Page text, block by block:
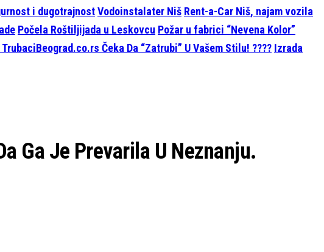
i dugotrajnostVodoinstalater Niš Rent-a-Car Niš, najam vozila
Počela Roštiljijada u Leskovcu Požar u fabrici “Nevena Kolor”
Čeka Da “Zatrubi” U Vašem Stilu! ???? Izrada
Ga Je Prevarila U Neznanju.